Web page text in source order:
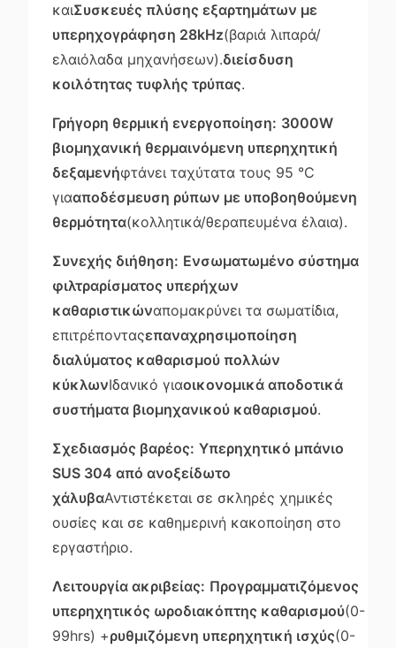
καιΣυσκευές πλύσης εξαρτημάτων με
υπερηχογράφηση 28kHz(βαριά λιπαρά/
ελαιόλαδα μηχανήσεων).διείσδυση
κοιλότητας τυφλής τρύπας.
Γρήγορη θερμική ενεργοποίηση: 3000W
βιομηχανική θερμαινόμενη υπερηχητική
δεξαμενήφτάνει ταχύτατα τους 95 °C
γιααποδέσμευση ρύπων με υποβοηθούμενη
θερμότητα(κολλητικά/θεραπευμένα έλαια).
Συνεχής διήθηση: Ενσωματωμένο σύστημα
φιλτραρίσματος υπερήχων
καθαριστικώναπομακρύνει τα σωματίδια,
επιτρέπονταςεπαναχρησιμοποίηση
διαλύματος καθαρισμού πολλών
κύκλωνΙδανικό γιαοικονομικά αποδοτικά
συστήματα βιομηχανικού καθαρισμού.
Σχεδιασμός βαρέος: Υπερηχητικό μπάνιο
SUS 304 από ανοξείδωτο
χάλυβαΑντιστέκεται σε σκληρές χημικές
ουσίες και σε καθημερινή κακοποίηση στο
εργαστήριο.
Λειτουργία ακριβείας: Προγραμματιζόμενος
υπερηχητικός ωροδιακόπτης καθαρισμού(0-
99hrs) +ρυθμιζόμενη υπερηχητική ισχύς(0-